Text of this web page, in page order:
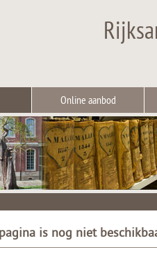
Online aanbod
is nog niet